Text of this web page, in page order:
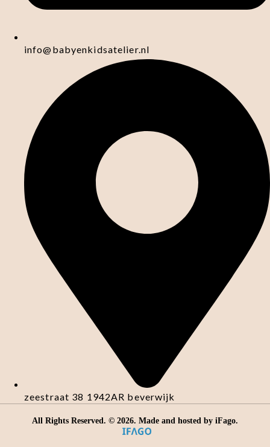
info@babyenkidsatelier.nl
zeestraat 38 1942AR beverwijk
All Rights Reserved. © 2026. Made and hosted by iFago.